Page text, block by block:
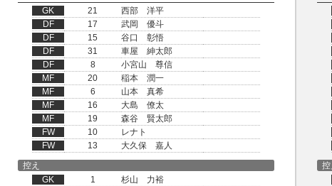
GK 21
西部 洋平
DF
17
武岡 優斗
DF
15
谷口 彰悟
DF
31
車屋 紳太郎
DF
8
小宮山 尊信
MF
20
稲本 潤一
MF
6
山本 真希
MF
16
大島 僚太
MF
19
森谷 賢太郎
FW
10
レナト
FW
13 大久保 嘉人
控え
GK
1
杉山 力裕
控